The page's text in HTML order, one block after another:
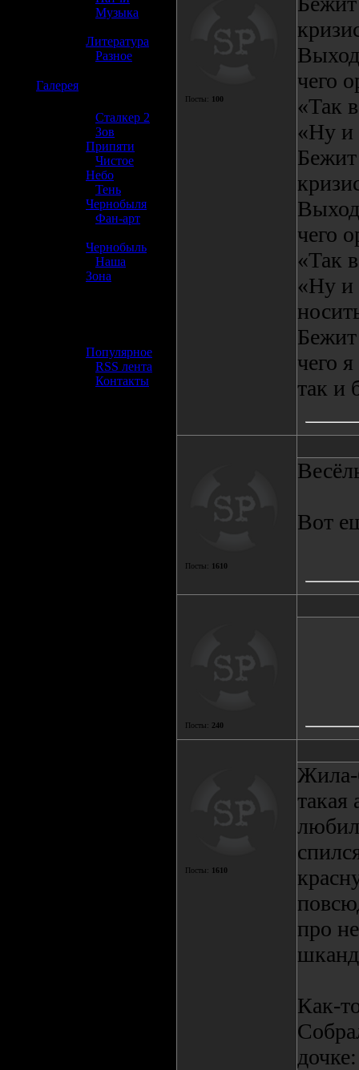
Музыка
Литература
Разное
Галерея
Сталкер 2
Зов
Припяти
Чистое
Небо
Тень
Чернобыля
Фан-арт
Чернобыль
Наша
Зона
Популярное
RSS лента
Контакты
Посты: 100
чего
«Так
«Ну и
чего
«Так
«Ну и
чего
так и
Посты: 1610
Вот
Посты: 240
Посты: 1610
Жила-
про
Как-
дочке: